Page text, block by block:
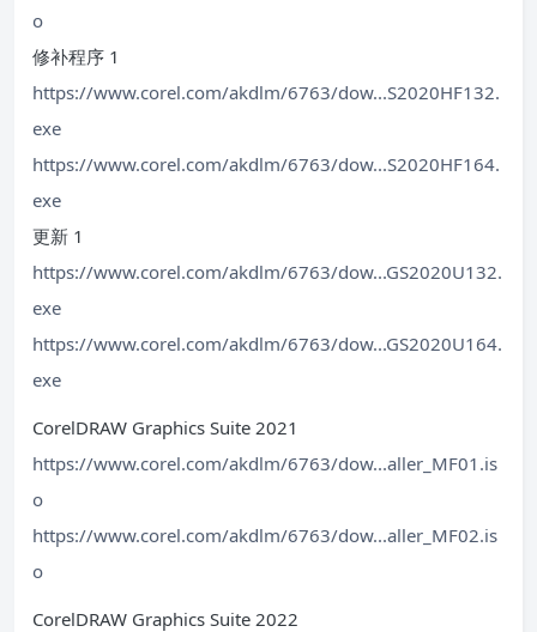
o
修补程序 1
https://www.corel.com/akdlm/6763/dow...S2020HF132.
exe
https://www.corel.com/akdlm/6763/dow...S2020HF164.
exe
更新 1
https://www.corel.com/akdlm/6763/dow...GS2020U132.
exe
https://www.corel.com/akdlm/6763/dow...GS2020U164.
exe
CorelDRAW Graphics Suite 2021
https://www.corel.com/akdlm/6763/dow...aller_MF01.is
o
https://www.corel.com/akdlm/6763/dow...aller_MF02.is
o
CorelDRAW Graphics Suite 2022